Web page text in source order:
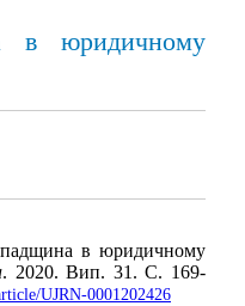
в юридичному
в юридичному
. 2020. Вип. 31. С. 169-
UJRN-0001202426